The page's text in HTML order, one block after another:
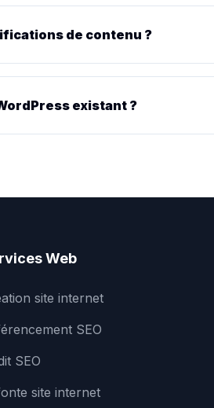
de contenu ?
existant ?
Web
site internet
SEO
SEO
site internet